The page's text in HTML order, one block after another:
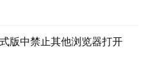
版中禁止其他浏览器打开